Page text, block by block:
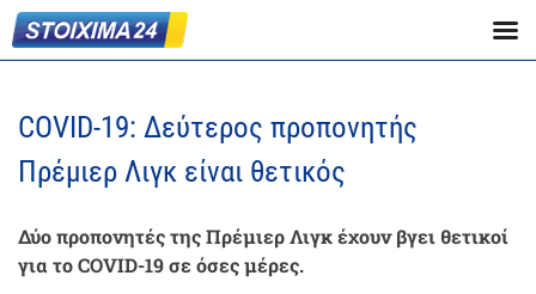
COVID-19: Δεύτερος προπονητής
Πρέμιερ Λιγκ είναι θετικός
Δύο προπονητές της Πρέμιερ Λιγκ έχουν βγει θετικοί
για το COVID-19 σε όσες μέρες.